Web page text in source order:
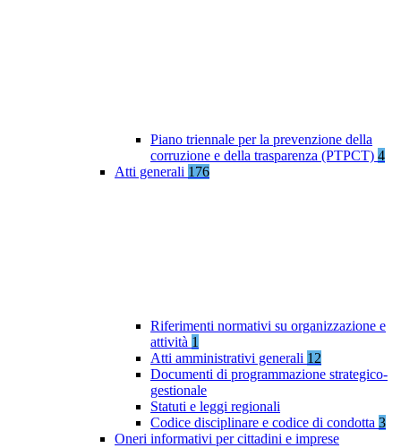
Piano triennale per la prevenzione della
corruzione e della trasparenza (PTPCT) 4
Atti generali 176
Riferimenti normativi su organizzazione e
attività 1
Atti amministrativi generali 12
Documenti di programmazione strategico-
gestionale
Statuti e leggi regionali
Codice disciplinare e codice di condotta 3
Oneri informativi per cittadini e imprese